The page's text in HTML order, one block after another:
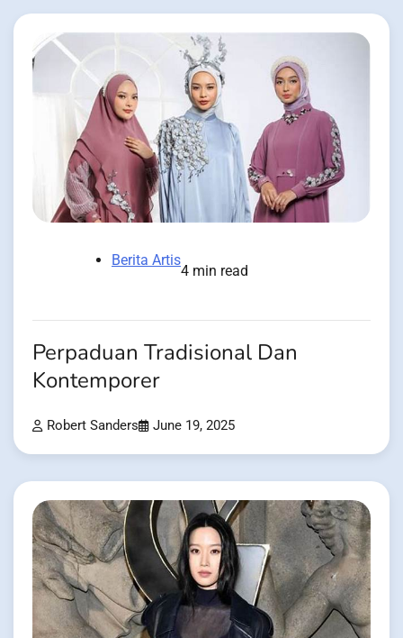
Berita Artis
4 min read
Perpaduan Tradisional Dan
Kontemporer
Robert Sanders June 19, 2025